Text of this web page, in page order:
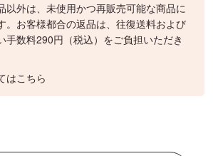
以外は、未使用かつ再販売可能な商品に
。お客様都合の返品は、往復送料および
手数料290円（税込）をご負担いただき
はこちら